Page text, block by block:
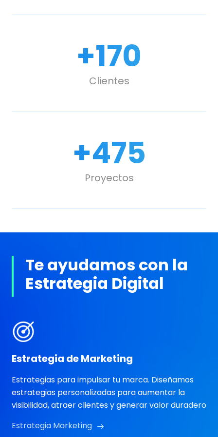
240
+
Clientes
670
+
Proyectos
Te ayudamos con la
Estrategia Digital
Estrategia de Marketing
Estrategias para impulsar tu marca. Diseñamos
estrategias personalizadas para aumentar la
visibilidad, atraer clientes y generar valor duradero
Estrategia Marketing